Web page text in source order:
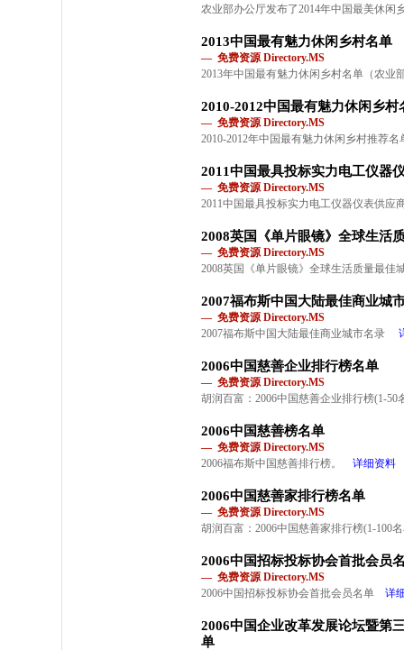
农业部办公厅发布了2014年中国最美休闲
2013中国最有魅力休闲乡村名单
— 免费资源 Directory.MS
2013年中国最有魅力休闲乡村名单（农业
2010-2012中国最有魅力休闲乡村
— 免费资源 Directory.MS
2010-2012年中国最有魅力休闲乡村推荐
2011中国最具投标实力电工仪器
— 免费资源 Directory.MS
2011中国最具投标实力电工仪器仪表供应
2008英国《单片眼镜》全球生活
— 免费资源 Directory.MS
2008英国《单片眼镜》全球生活质量最佳
2007福布斯中国大陆最佳商业城
— 免费资源 Directory.MS
2007福布斯中国大陆最佳商业城市名录
2006中国慈善企业排行榜名单
— 免费资源 Directory.MS
胡润百富：2006中国慈善企业排行榜(1-50
2006中国慈善榜名单
— 免费资源 Directory.MS
2006福布斯中国慈善排行榜。
详细资料
2006中国慈善家排行榜名单
— 免费资源 Directory.MS
胡润百富：2006中国慈善家排行榜(1-100
2006中国招标投标协会首批会员
— 免费资源 Directory.MS
2006中国招标投标协会首批会员名单
详
2006中国企业改革发展论坛暨第
单